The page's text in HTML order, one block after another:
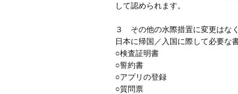
して認められます。
３ その他の水際措置に変更はな
日本に帰国／入国に際して必要な
○検査証明書
○誓約書
○アプリの登録
○質問票